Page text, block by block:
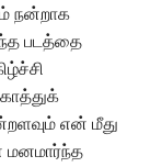
நன்றாக
படத்தை
என் மீது
மனமார்ந்த